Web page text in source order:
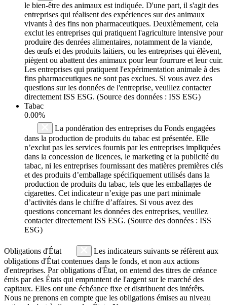
le bien-être des animaux est indiquée. D'une part, il s'agit des
entreprises qui réalisent des expériences sur des animaux
vivants à des fins non pharmaceutiques. Deuxièmement, cela
exclut les entreprises qui pratiquent l'agriculture intensive pour
produire des denrées alimentaires, notamment de la viande,
des œufs et des produits laitiers, ou les entreprises qui élèvent,
piègent ou abattent des animaux pour leur fourrure et leur cuir.
Les entreprises qui pratiquent l'expérimentation animale à des
fins pharmaceutiques ne sont pas exclues. Si vous avez des
questions sur les données de l'entreprise, veuillez contacter
directement ISS ESG. (Source des données : ISS ESG)
Tabac
0.00%
La pondération des entreprises du Fonds engagées
dans la production de produits du tabac est présentée. Elle
n’exclut pas les services fournis par les entreprises impliquées
dans la concession de licences, le marketing et la publicité du
tabac, ni les entreprises fournissant des matières premières clés
et des produits d’emballage spécifiquement utilisés dans la
production de produits du tabac, tels que les emballages de
cigarettes. Cet indicateur n’exige pas une part minimale
d’activités dans le chiffre d’affaires. Si vous avez des
questions concernant les données des entreprises, veuillez
contacter directement ISS ESG. (Source des données : ISS
ESG)
Obligations d'État
Les indicateurs suivants se réfèrent aux
obligations d'État contenues dans le fonds, et non aux actions
d'entreprises. Par obligations d'État, on entend des titres de créance
émis par des États qui empruntent de l'argent sur le marché des
capitaux. Elles ont une échéance fixe et distribuent des intérêts.
Nous ne prenons en compte que les obligations émises au niveau